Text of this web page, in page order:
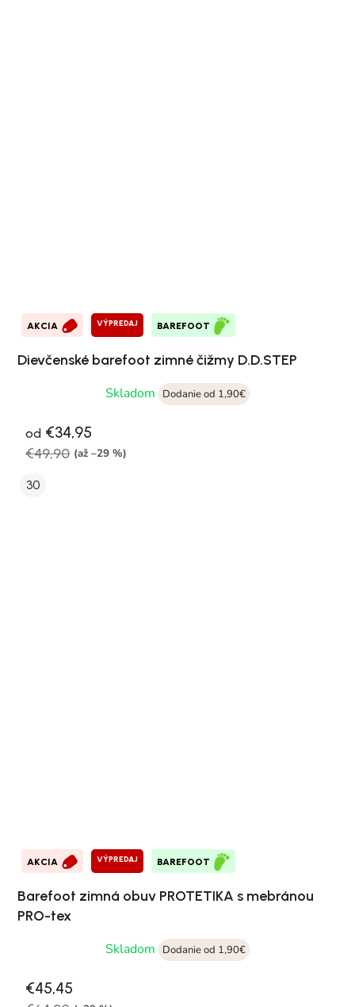
AKCIA VÝPREDAJ BAREFOOT
Dievčenské barefoot zimné čižmy D.D.STEP
Skladom
Dodanie od 1,90€
od €34,95
€49,90 (až –29 %)
30
AKCIA VÝPREDAJ BAREFOOT
Barefoot zimná obuv PROTETIKA s mebránou
PRO-tex
Skladom
Dodanie od 1,90€
€45,45